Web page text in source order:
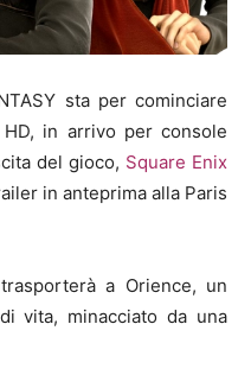
sta per cominciare
HD, in arrivo per console
del gioco, Square Enix
in anteprima alla Paris
a Orience, un
vita, minacciato da una